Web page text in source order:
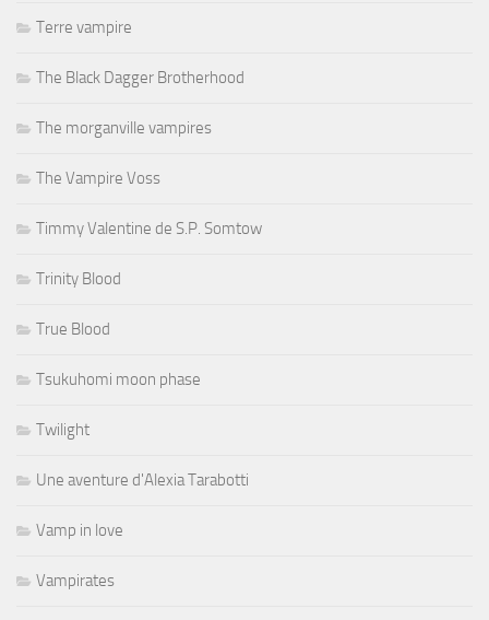
Terre vampire
The Black Dagger Brotherhood
The morganville vampires
The Vampire Voss
Timmy Valentine de S.P. Somtow
Trinity Blood
True Blood
Tsukuhomi moon phase
Twilight
Une aventure d'Alexia Tarabotti
Vamp in love
Vampirates